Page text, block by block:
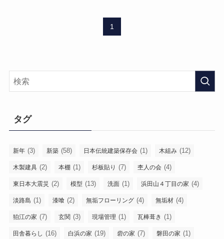
1
タグ
新年 (3) 新築 (58) 日本伝統建築保存会 (1) 木組み (12)
木製建具 (2) 本棚 (1) 杉板貼り (7) 杢人の会 (4)
東日本大震災 (2) 模型 (13) 洗面 (1) 浜田山４丁目の家 (4)
淡路島 (1) 漆喰 (2) 無垢フローリング (4) 無垢材 (4)
狛江の家 (7) 玄関 (3) 現場管理 (1) 瓦棒葺き (1)
田舎暮らし (16) 白浜の家 (19) 砦の家 (7) 磐田の家 (1)